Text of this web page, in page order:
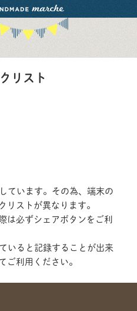
リスト
ています。その為、端末の
リストが異なります。
は必ずシェアボタンをご利
いると記録することが出来
ご利用ください。